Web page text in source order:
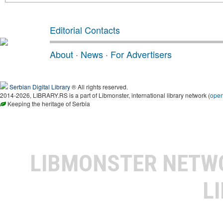
Editorial Contacts
About · News · For Advertisers
Serbian Digital Library® All rights reserved.
2014-2026, LIBRARY.RS is a part of Libmonster, international library network (
Keeping the heritage of Serbia
LIBMONSTER